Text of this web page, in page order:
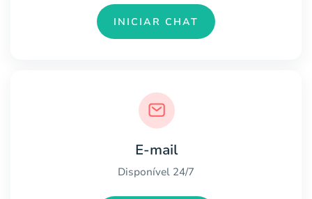
INICIAR CHAT
E-mail
Disponível 24/7